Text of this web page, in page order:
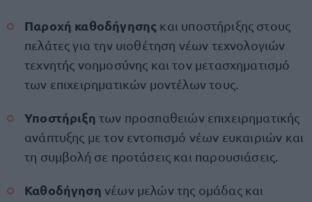
Παροχή καθοδήγησης και υποστήριξης στους
πελάτες για την υιοθέτηση νέων τεχνολογιών
τεχνητής νοημοσύνης και τον μετασχηματισμό
των επιχειρηματικών μοντέλων τους.
Υποστήριξη των προσπαθειών επιχειρηματικής
ανάπτυξης με τον εντοπισμό νέων ευκαιριών και
τη συμβολή σε προτάσεις και παρουσιάσεις.
Καθοδήγηση νέων μελών της ομάδας και